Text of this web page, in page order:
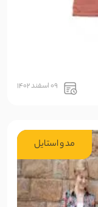
09 اسفند 1402
مد و استایل